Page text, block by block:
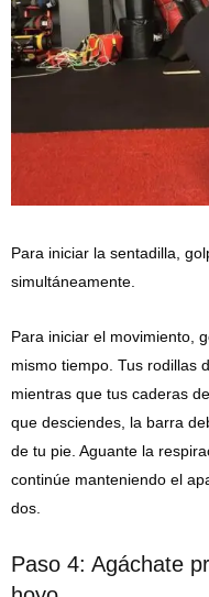
Para iniciar la sentadilla,
simultáneamente.
Para iniciar el movimiento,
mismo tiempo. Tus rodillas
mientras que tus caderas
que desciendes, la barra
de tu pie. Aguante la
continúe manteniendo el
dos.
Paso 4: Agáchate